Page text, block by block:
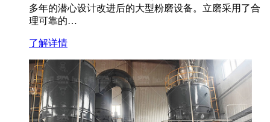
多年的潜心设计改进后的大型粉磨设备。立磨采用了合
理可靠的…
了解详情